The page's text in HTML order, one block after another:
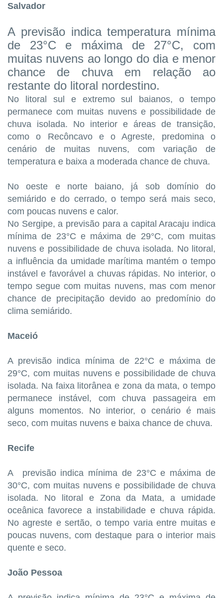
Salvador
A previsão indica temperatura mínima
de 23°C e máxima de 27°C, com
muitas nuvens ao longo do dia e menor
chance de chuva em relação ao
restante do litoral nordestino.
No litoral sul e extremo sul baianos, o tempo
permanece com muitas nuvens e possibilidade de
chuva isolada. No interior e áreas de transição,
como o Recôncavo e o Agreste, predomina o
cenário de muitas nuvens, com variação de
temperatura e baixa a moderada chance de chuva.
No oeste e norte baiano, já sob domínio do
semiárido e do cerrado, o tempo será mais seco,
com poucas nuvens e calor.
No Sergipe, a previsão para a capital Aracaju indica
mínima de 23°C e máxima de 29°C, com muitas
nuvens e possibilidade de chuva isolada. No litoral,
a influência da umidade marítima mantém o tempo
instável e favorável a chuvas rápidas. No interior, o
tempo segue com muitas nuvens, mas com menor
chance de precipitação devido ao predomínio do
clima semiárido.
Maceió
A previsão indica mínima de 22°C e máxima de
29°C, com muitas nuvens e possibilidade de chuva
isolada. Na faixa litorânea e zona da mata, o tempo
permanece instável, com chuva passageira em
alguns momentos. No interior, o cenário é mais
seco, com muitas nuvens e baixa chance de chuva.
Recife
A previsão indica mínima de 23°C e máxima de
30°C, com muitas nuvens e possibilidade de chuva
isolada. No litoral e Zona da Mata, a umidade
oceânica favorece a instabilidade e chuva rápida.
No agreste e sertão, o tempo varia entre muitas e
poucas nuvens, com destaque para o interior mais
quente e seco.
João Pessoa